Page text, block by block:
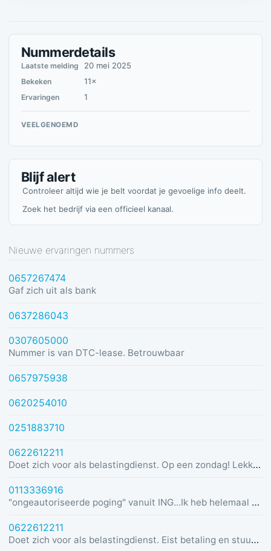
Nummerdetails
Laatste melding 20 mei 2025
Bekeken 11×
Ervaringen 1
VEELGENOEMD
Blijf alert
Controleer altijd wie je belt voordat je gevoelige info deelt.
Zoek het bedrijf via een officieel kanaal.
Nieuwe ervaringen nummers
0657267474
Gaf zich uit als bank
0637286043
0307605000
Nummer is van DTC-lease. Betrouwbaar
0657975938
0620254010
0251883710
0622612211
Doet zich voor als belastingdienst. Op een zondag! Lekker dom
0113336916
"ongeautoriseerde poging" vanuit ING...Ik heb helemaal geen rekening bij ING :)
0622612211
Doet zich voor als belastingdienst. Eist betaling en stuurt link in bericht met dreiging van beslaglegging.